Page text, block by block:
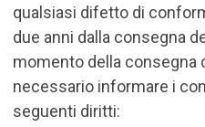
qualsiasi difetto di
due anni dalla consegna
momento della consegna
necessario informare i
seguenti diritti: